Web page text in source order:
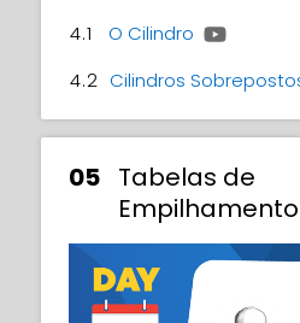
4.1 O Cilindro
4.2 Cilindros
05 Tabelas de
Empilhamento